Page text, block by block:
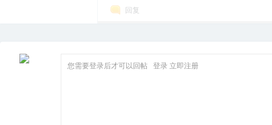
回复
您需要登录后才可以回帖 登录 立即注册